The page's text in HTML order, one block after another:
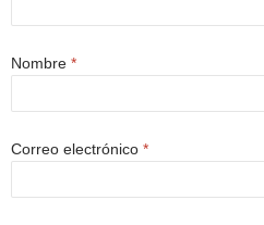
Nombre *
Correo electrónico *